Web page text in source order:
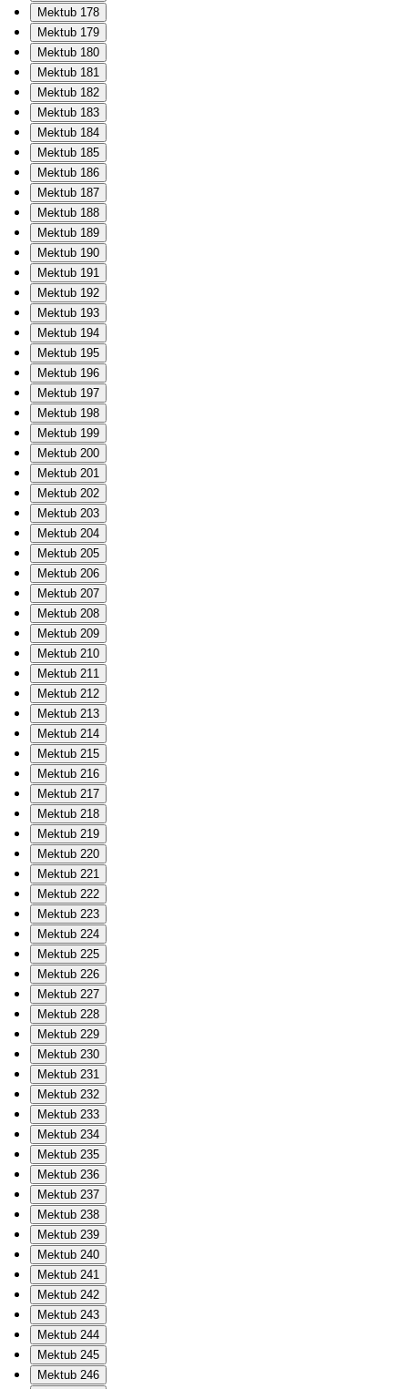
Mektub 178
Mektub 179
Mektub 180
Mektub 181
Mektub 182
Mektub 183
Mektub 184
Mektub 185
Mektub 186
Mektub 187
Mektub 188
Mektub 189
Mektub 190
Mektub 191
Mektub 192
Mektub 193
Mektub 194
Mektub 195
Mektub 196
Mektub 197
Mektub 198
Mektub 199
Mektub 200
Mektub 201
Mektub 202
Mektub 203
Mektub 204
Mektub 205
Mektub 206
Mektub 207
Mektub 208
Mektub 209
Mektub 210
Mektub 211
Mektub 212
Mektub 213
Mektub 214
Mektub 215
Mektub 216
Mektub 217
Mektub 218
Mektub 219
Mektub 220
Mektub 221
Mektub 222
Mektub 223
Mektub 224
Mektub 225
Mektub 226
Mektub 227
Mektub 228
Mektub 229
Mektub 230
Mektub 231
Mektub 232
Mektub 233
Mektub 234
Mektub 235
Mektub 236
Mektub 237
Mektub 238
Mektub 239
Mektub 240
Mektub 241
Mektub 242
Mektub 243
Mektub 244
Mektub 245
Mektub 246